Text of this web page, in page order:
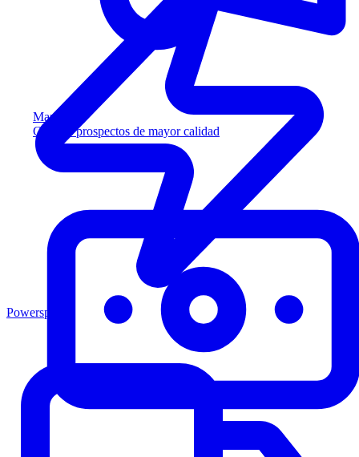
Marketing
Capture prospectos de mayor calidad
Powersports